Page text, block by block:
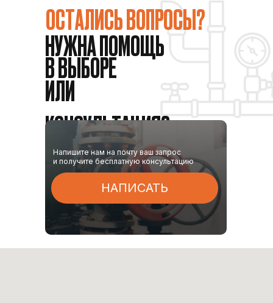
ОСТАЛИСЬ ВОПРОСЫ?
ИЛИ
КОНСУЛЬТАЦИЯ?
НУЖНА ПОМОЩЬ
В ВЫБОРЕ
Напишите нам на почту ваш запрос
и получите бесплатную консультацию
НАПИСАТЬ